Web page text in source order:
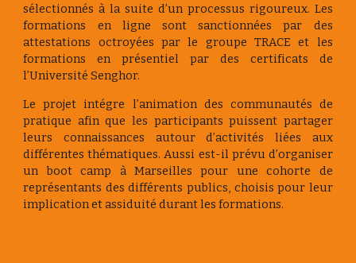
sélectionnés à la suite d’un processus rigoureux. Les
formations en ligne sont sanctionnées par des
attestations octroyées par le groupe TRACE et les
formations en présentiel par des certificats de
l’Université Senghor.
Le projet intégre l’animation des communautés de
pratique afin que les participants puissent partager
leurs connaissances autour d’activités liées aux
différentes thématiques. Aussi est-il prévu d’organiser
un boot camp à Marseilles pour une cohorte de
représentants des différents publics, choisis pour leur
implication et assiduité durant les formations.